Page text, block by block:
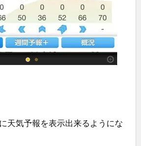
天気予報を表示出来るようにな